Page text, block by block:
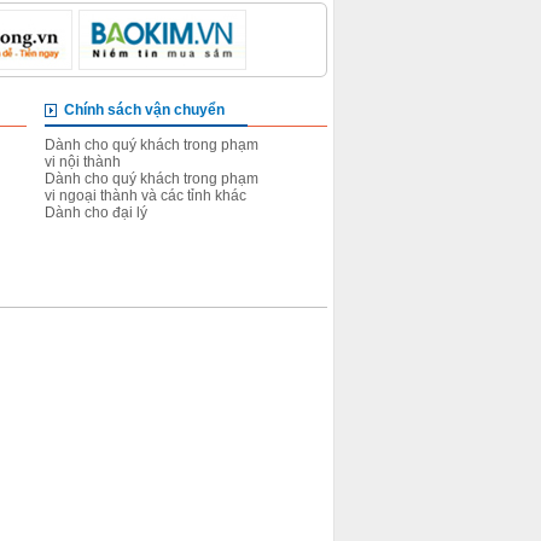
Chính sách vận chuyển
Dành cho quý khách trong phạm
vi nội thành
Dành cho quý khách trong phạm
vi ngoại thành và các tỉnh khác
Dành cho đại lý